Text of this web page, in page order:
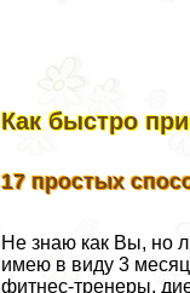
Как быстро
17 простых
Не знаю как Вы, но
имею в виду 3
фитнес-тренеры,